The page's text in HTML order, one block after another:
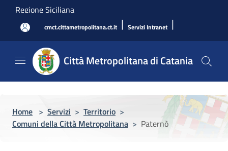
Salta al contenuto principale
Regione Siciliana
cmct.cittametropolitana.ct.it | Servizi Intranet |
Città Metropolitana di Catania
Home > Servizi > Territorio >
Comuni della Città Metropolitana > Paternò